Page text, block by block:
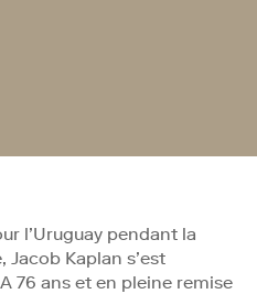
l’Uruguay pendant la
Kaplan s’est
76 ans et en pleine remise